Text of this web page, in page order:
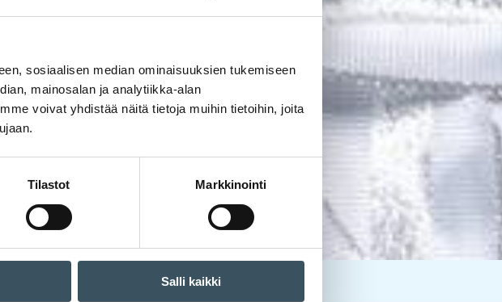
sosiaalisen median ominaisuuksien tukemiseen
mainosalan ja analytiikka-alan
voivat yhdistää näitä tietoja muihin tietoihin, joita
Tilastot Markkinointi
Salli kaikki
saatava vastuullisiksi